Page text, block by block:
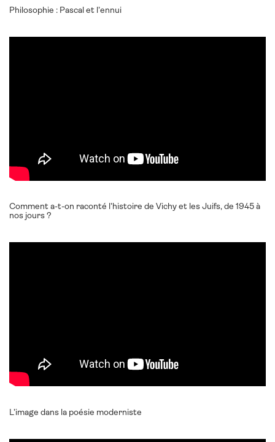
Philosophie : Pascal et l’ennui
Comment a-t-on raconté l’histoire de Vichy et les Juifs, de 1945 à
nos jours ?
L’image dans la poésie moderniste